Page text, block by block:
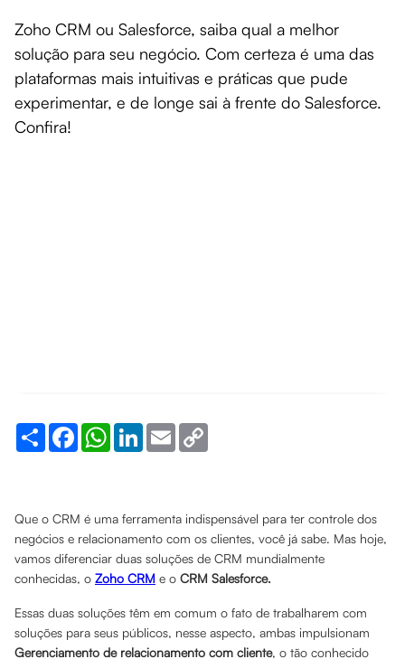
Zoho CRM ou Salesforce, saiba qual a melhor
solução para seu negócio. Com certeza é uma das
plataformas mais intuitivas e práticas que pude
experimentar, e de longe sai à frente do Salesforce.
Confira!
Share FacebookWhatsApp
LinkedInEmail
Que o CRM é uma ferramenta indispensável para ter controle dos
negócios e relacionamento com os clientes, você já sabe. Mas hoje,
vamos diferenciar duas soluções de CRM mundialmente
conhecidas, o Zoho CRM e o CRM Salesforce.
Essas duas soluções têm em comum o fato de trabalharem com
soluções para seus públicos, nesse aspecto, ambas impulsionam
Gerenciamento de relacionamento com cliente, o tão conhecido